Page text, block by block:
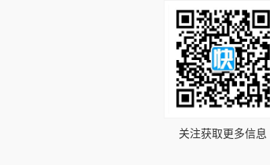
关注获取更多信息